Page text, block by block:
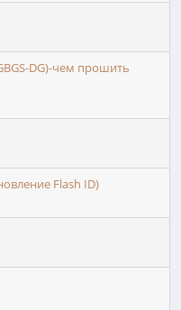
DG)-чем прошить
Flash ID)